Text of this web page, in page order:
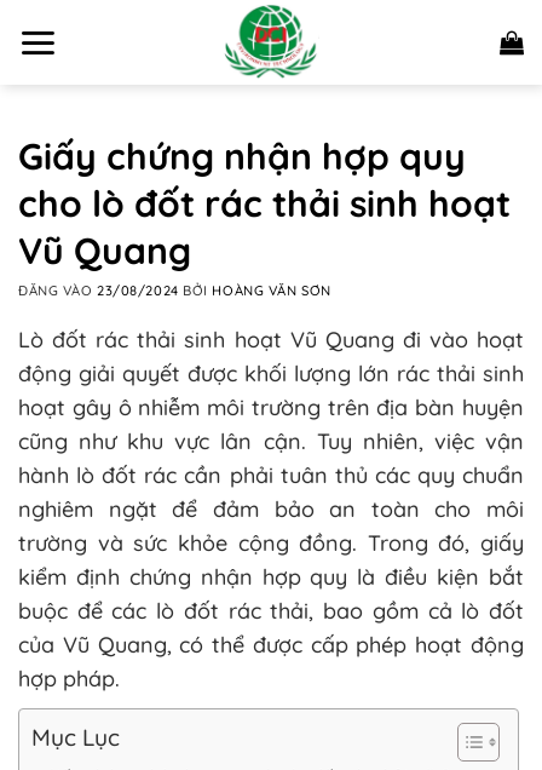
qua
Giấy chứng nhận hợp quy
cho lò đốt rác thải sinh hoạt
Vũ Quang
ĐĂNG VÀO23/08/2024 BỞI HOÀNG VĂN SƠN
Lò đốt rác thải sinh hoạt Vũ Quang đi vào hoạt
động giải quyết được khối lượng lớn rác thải sinh
hoạt gây ô nhiễm môi trường trên địa bàn huyện
cũng như khu vực lân cận. Tuy nhiên, việc vận
hành lò đốt rác cần phải tuân thủ các quy chuẩn
nghiêm ngặt để đảm bảo an toàn cho môi
trường và sức khỏe cộng đồng. Trong đó, giấy
kiểm định chứng nhận hợp quy là điều kiện bắt
buộc để các lò đốt rác thải, bao gồm cả lò đốt
của Vũ Quang, có thể được cấp phép hoạt động
hợp pháp.
Mục Lục